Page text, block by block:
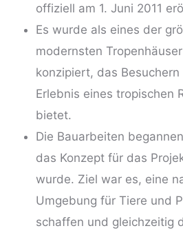
offiziell am 1. Juni 2011
Es wurde als eines der
modernsten
konzipiert, das
Erlebnis eines tropischen
bietet.
Die Bauarbeiten
das Konzept für das
wurde. Ziel war es, eine
Umgebung für Tiere und
schaffen und gleichzeitig